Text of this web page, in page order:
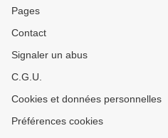
Pages
Contact
Signaler un abus
C.G.U.
Cookies et données personnelles
Préférences cookies